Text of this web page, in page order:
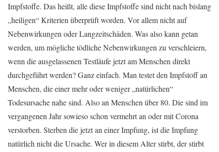
Impfstoffe. Das heißt, alle diese Impfstoffe sind nicht nach bislang
„heiligen“ Kriterien überprüft worden. Vor allem nicht auf
Nebenwirkungen oder Langzeitschäden. Was also kann getan
werden, um mögliche tödliche Nebenwirkungen zu verschleiern,
wenn die ausgelassenen Testläufe jetzt am Menschen direkt
durchgeführt werden? Ganz einfach. Man testet den Impfstoff an
Menschen, die einer mehr oder weniger „natürlichen“
Todesursache nahe sind. Also an Menschen über 80. Die sind im
vergangenen Jahr sowieso schon vermehrt an oder mit Corona
verstorben. Sterben die jetzt an einer Impfung, ist die Impfung
natürlich nicht die Ursache. Wer in diesem Alter stirbt, der stirbt